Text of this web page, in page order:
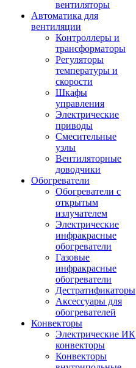
вентиляторы
Автоматика для
вентиляции
Контроллеры и
трансформаторы
Регуляторы
температуры и
скорости
Шкафы
управления
Электрические
приводы
Смесительные
узлы
Вентиляторные
доводчики
Обогреватели
Обогреватели с
открытым
излучателем
Электрические
инфракрасные
обогреватели
Газовые
инфракрасные
обогреватели
Дестратификаторы
Аксессуары для
обогревателей
Конвекторы
Электрические ИК
конвекторы
Конвекторы